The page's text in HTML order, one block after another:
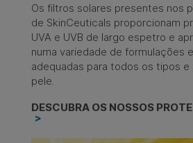
Os filtros solares presentes nos
de SkinCeuticals proporcionam
UVA e UVB de largo espetro e
numa variedade de formulações
adequadas para todos os tipos
pele.
DESCUBRA OS NOSSOS